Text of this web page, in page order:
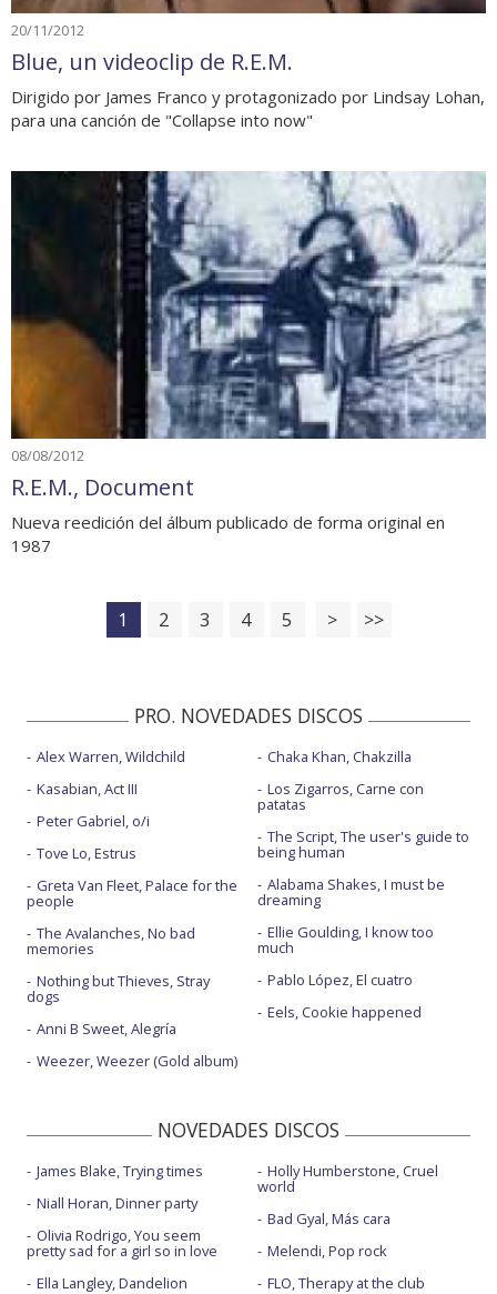
20/11/2012
Blue, un videoclip de R.E.M.
Dirigido por James Franco y protagonizado por Lindsay Lohan,
para una canción de "Collapse into now"
08/08/2012
R.E.M., Document
Nueva reedición del álbum publicado de forma original en
1987
1 2 3 4 5 > >>
PRO. NOVEDADES DISCOS
Alex Warren, Wildchild
Kasabian, Act III
Peter Gabriel, o/i
Tove Lo, Estrus
Greta Van Fleet, Palace for the
people
The Avalanches, No bad
memories
Nothing but Thieves, Stray
dogs
Anni B Sweet, Alegría
Weezer, Weezer (Gold album)
Chaka Khan, Chakzilla
Los Zigarros, Carne con
patatas
The Script, The user's guide to
being human
Alabama Shakes, I must be
dreaming
Ellie Goulding, I know too
much
Pablo López, El cuatro
Eels, Cookie happened
NOVEDADES DISCOS
James Blake, Trying times
Niall Horan, Dinner party
Olivia Rodrigo, You seem
pretty sad for a girl so in love
Ella Langley, Dandelion
Holly Humberstone, Cruel
world
Bad Gyal, Más cara
Melendi, Pop rock
FLO, Therapy at the club